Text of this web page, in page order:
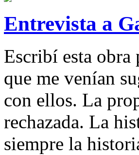
Entrevista a
Escribí esta obra
que me venían
con ellos. La
rechazada. La
siempre la